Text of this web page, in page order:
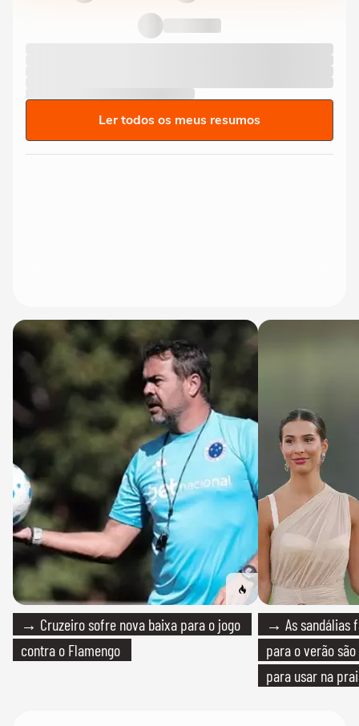
Ler todos os meus resumos
→ Cruzeiro sofre nova baixa para o jogo
contra o Flamengo
→ As sandálias
para o verão
para usar na